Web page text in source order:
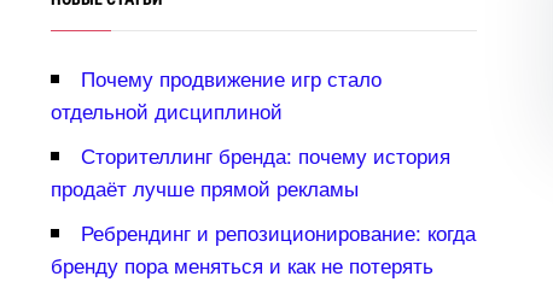
Почему продвижение игр стало
отдельной дисциплиной
Сторителлинг бренда: почему история
продаёт лучше прямой рекламы
Ребрендинг и репозиционирование: когда
ренду пора меняться и как не потерять